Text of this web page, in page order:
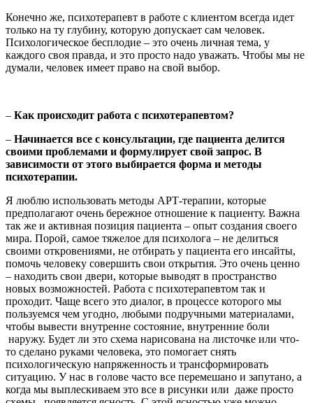
Конечно же, психотерапевт в работе с клиентом всегда идет
только на ту глубину, которую допускает сам человек.
Психологическое бесплодие – это очень личная тема, у
каждого своя правда, и это просто надо уважать. Чтобы мы не
думали, человек имеет право на свой выбор.
– Как происходит работа с психотерапевтом?
– Начинается все с консультации, где пациента делится
своими проблемами и формулирует свой запрос. В
зависимости от этого выбирается форма и методы
психотерапии.
Я люблю использовать методы АРТ-терапии, которые
предполагают очень бережное отношение к пациенту. Важна
так же и активная позиция пациента – опыт создания своего
мира. Порой, самое тяжелое для психолога – не делиться
своими откровениями, не отбирать у пациента его инсайты,
помочь человеку совершить свои открытия. Это очень ценно
– находить свои двери, которые выводят в пространство
новых возможностей. Работа с психотерапевтом так и
проходит. Чаще всего это диалог, в процессе которого мы
пользуемся чем угодно, любыми подручными материалами,
чтобы вывести внутренне состояние, внутренние боли
наружу. Будет ли это схема нарисована на листочке или что-
то сделано руками человека, это помогает снять
психологическую напряженность и трансформировать
ситуацию. У нас в голове часто все перемешано и запутано, а
когда мы выплескиваем это все в рисунки или даже просто